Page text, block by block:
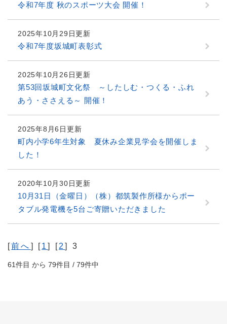
令和7年度 秋のスポーツ大会 開催！
2025年10月29日更新
令和7年度坂城町表彰式
2025年10月26日更新
第53回坂城町文化祭 ～したしむ・つくる・ふれ
あう・ささえる～ 開催！
2025年8月6日更新
町内小学6年生対象 夏休み企業見学会を開催しま
した！
2020年10月30日更新
10月31日（金曜日）（株）都筑製作所様からポー
タブル発電機を5台ご寄贈いただきました
[前へ ] [1] [2] 3
61件目 から 79件目 / 79件中